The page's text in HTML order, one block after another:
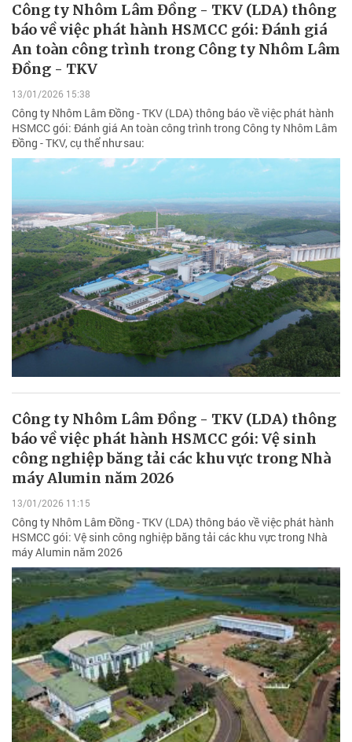
Công ty Nhôm Lâm Đồng - TKV (LDA) thông
báo về việc phát hành HSMCC gói: Đánh giá
An toàn công trình trong Công ty Nhôm Lâm
Đồng - TKV
13/01/2026 15:38
Công ty Nhôm Lâm Đồng - TKV (LDA) thông báo về việc phát hành
HSMCC gói: Đánh giá An toàn công trình trong Công ty Nhôm Lâm
Đồng - TKV, cụ thể như sau:
Công ty Nhôm Lâm Đồng - TKV (LDA) thông
báo về việc phát hành HSMCC gói: Vệ sinh
công nghiệp băng tải các khu vực trong Nhà
máy Alumin năm 2026
13/01/2026 11:15
Công ty Nhôm Lâm Đồng - TKV (LDA) thông báo về việc phát hành
HSMCC gói: Vệ sinh công nghiệp băng tải các khu vực trong Nhà
máy Alumin năm 2026